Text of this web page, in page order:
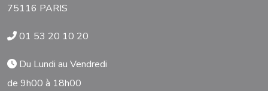
75116 PARIS
01 53 20 10 20
Du Lundi au Vendredi
de 9h00 à 18h00